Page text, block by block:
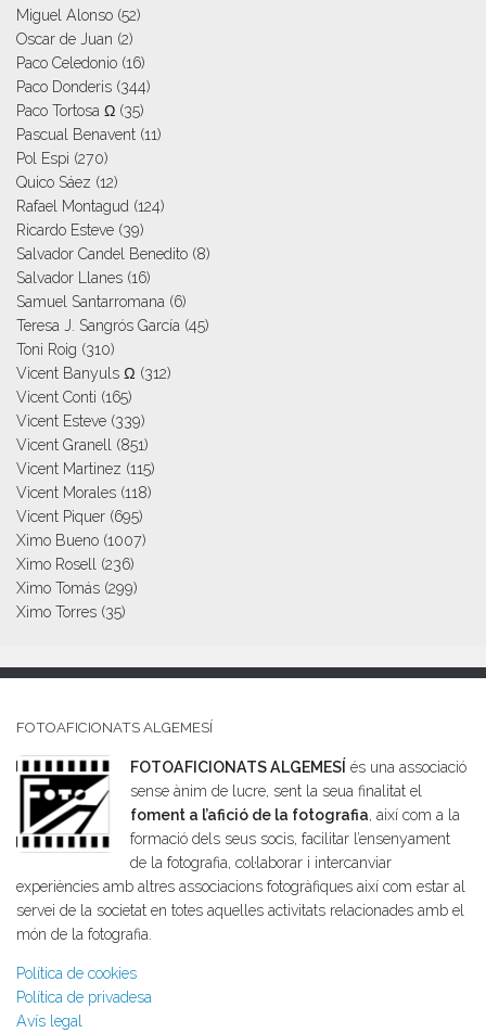
Miguel Alonso (52)
Oscar de Juan (2)
Paco Celedonio (16)
Paco Donderis (344)
Paco Tortosa Ω (35)
Pascual Benavent (11)
Pol Espi (270)
Quico Sáez (12)
Rafael Montagud (124)
Ricardo Esteve (39)
Salvador Candel Benedito (8)
Salvador Llanes (16)
Samuel Santarromana (6)
Teresa J. Sangrós García (45)
Toni Roig (310)
Vicent Banyuls Ω (312)
Vicent Conti (165)
Vicent Esteve (339)
Vicent Granell
(851)
Vicent Martinez (115)
Vicent Morales (118)
Vicent Piquer (695)
Ximo Bueno (1007)
Ximo Rosell
(236)
Ximo Tomás (299)
Ximo Torres (35)
FOTOAFICIONATS ALGEMESÍ
FOTOAFICIONATS ALGEMESÍ és una associació
sense ànim de lucre, sent la seua finalitat el
foment a l’afició de la fotografia, així com a la
formació dels seus socis, facilitar l’ensenyament
de la fotografia, col·laborar i intercanviar
experiències amb altres associacions fotogràfiques així com estar al
servei de la societat en totes aquelles activitats relacionades amb el
món de la fotografia.
Política de cookies
Política de privadesa
Avís legal